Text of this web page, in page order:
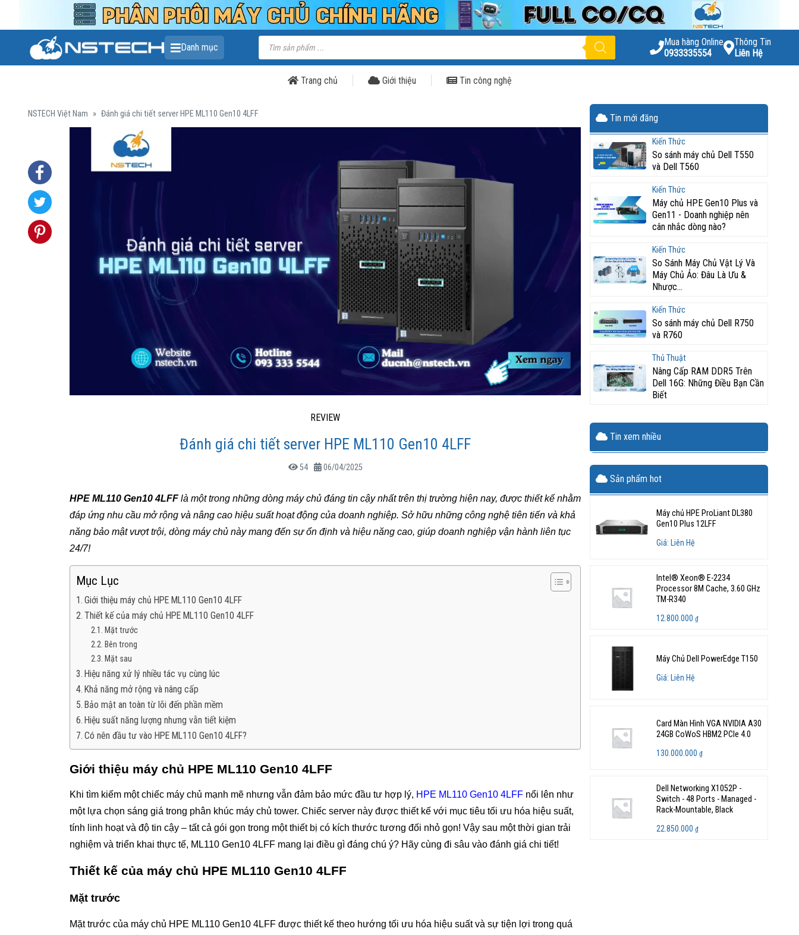
Danh mục
Tìm
kiếm
sản
phẩm
Mua hàng Online
0933335554
Thông Tin
Liên Hệ
Trang chủ Giới thiệu Tin công nghệ
NSTECH Việt Nam » Đánh giá chi tiết server HPE ML110 Gen10 4LFF
REVIEW
Đánh giá chi tiết server HPE ML110 Gen10 4LFF
54 06/04/2025
HPE ML110 Gen10 4LFF là một trong những dòng máy chủ đáng tin cậy nhất trên thị trường hiện nay, được thiết kế nhằm
đáp ứng nhu cầu mở rộng và nâng cao hiệu suất hoạt động của doanh nghiệp. Sở hữu những công nghệ tiên tiến và khả
năng bảo mật vượt trội, dòng máy chủ này mang đến sự ổn định và hiệu năng cao, giúp doanh nghiệp vận hành liên tục
24/7!
Mục Lục
Giới thiệu máy chủ HPE ML110 Gen10 4LFF
Thiết kế của máy chủ HPE ML110 Gen10 4LFF
Mặt trước
Bên trong
Mặt sau
Hiệu năng xử lý nhiều tác vụ cùng lúc
Khả năng mở rộng và nâng cấp
Bảo mật an toàn từ lõi đến phần mềm
Hiệu suất năng lượng nhưng vẫn tiết kiệm
Có nên đầu tư vào HPE ML110 Gen10 4LFF?
Giới thiệu máy chủ HPE ML110 Gen10 4LFF
Khi tìm kiếm một chiếc máy chủ mạnh mẽ nhưng vẫn đảm bảo mức đầu tư hợp lý, HPE ML110 Gen10 4LFF nổi lên như
một lựa chọn sáng giá trong phân khúc máy chủ tower. Chiếc server này được thiết kế với mục tiêu tối ưu hóa hiệu suất,
tính linh hoạt và độ tin cậy – tất cả gói gọn trong một thiết bị có kích thước tương đối nhỏ gọn! Vậy sau một thời gian trải
nghiệm và triển khai thực tế, ML110 Gen10 4LFF mang lại điều gì đáng chú ý? Hãy cùng đi sâu vào đánh giá chi tiết!
Thiết kế của máy chủ HPE ML110 Gen10 4LFF
Mặt trước
Mặt trước của máy chủ HPE ML110 Gen10 4LFF được thiết kế theo hướng tối ưu hóa hiệu suất và sự tiện lợi trong quá
Tin mới đăng
Kiến Thức
So sánh máy chủ Dell T550
và Dell T560
Kiến Thức
Máy chủ HPE Gen10 Plus và
Gen11 - Doanh nghiệp nên
cân nhắc dòng nào?
Kiến Thức
So Sánh Máy Chủ Vật Lý Và
Máy Chủ Ảo: Đâu Là Ưu &
Nhược...
Kiến Thức
So sánh máy chủ Dell R750
và R760
Thủ Thuật
Nâng Cấp RAM DDR5 Trên
Dell 16G: Những Điều Bạn Cần
Biết
Tin xem nhiều
Sản phẩm hot
Máy chủ HPE ProLiant DL380
Gen10 Plus 12LFF
Giá: Liên Hệ
Intel® Xeon® E-2234
Processor 8M Cache, 3.60 GHz
TM-R340
12.800.000 ₫
Máy Chủ Dell PowerEdge T150
Giá: Liên Hệ
Card Màn Hình VGA NVIDIA A30
24GB CoWoS HBM2 PCIe 4.0
130.000.000 ₫
Dell Networking X1052P -
Switch - 48 Ports - Managed -
Rack-Mountable, Black
22.850.000 ₫